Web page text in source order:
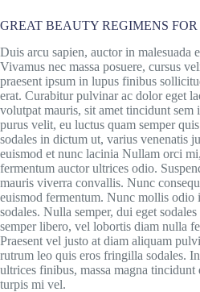
GREAT BEAUTY REGIMENS
Duis arcu sapien, auctor in malesuada
Vivamus nec massa posuere, cursus
praesent ipsum in lupus finibus
erat. Curabitur pulvinar ac dolor eget
volutpat mauris, sit amet tincidunt sem
purus velit, eu luctus quam semper
sodales in dictum ut, varius venenatis
euismod et nunc lacinia Nullam orci
fermentum auctor ultrices odio.
mauris viverra convallis. Nunc
euismod fermentum. Nunc mollis odio
sodales. Nulla semper, dui eget
semper libero, vel lobortis diam nulla
Praesent vel justo at diam aliquam
rutrum leo quis eros fringilla sodales.
ultrices finibus, massa magna tincidunt
turpis mi vel.